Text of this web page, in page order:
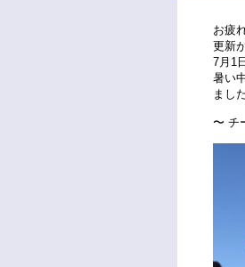
お疲
更新
7月1
暑い
まし
〜 チ